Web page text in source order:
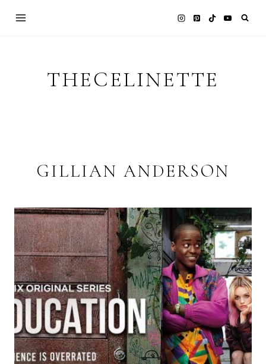
THECELINETTE
GILLIAN ANDERSON